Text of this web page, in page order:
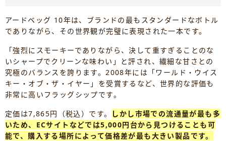
アードベッグ 10年は、ブランドの最もスタンダードなボトル
でありながら、その世界観が完璧に表現された一本です。
「強烈にスモーキーでありながら、決して重すぎることのな
いシャープでクリーンな味わい」と評され、繊細な甘さとの
究極のバランスを誇ります。2008年には「ワールド・ウイス
キー・オブ・ザ・イヤー」を受賞するなど、世界的な評価も
非常に高いフラッグシップです。
定価は7,865円（税込）です。
しかし市場での流通量が最も多
いため、ECサイトなどでは5,000円台から見つけることも可
能で、購入する場所によって価格差が最も大きい製品です。